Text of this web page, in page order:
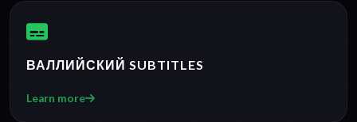
ВАЛЛИЙСКИЙ SUBTITLES
Learn more